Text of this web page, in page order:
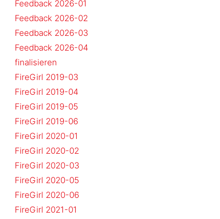
Feedback 2026-01
Feedback 2026-02
Feedback 2026-03
Feedback 2026-04
finalisieren
FireGirl 2019-03
FireGirl 2019-04
FireGirl 2019-05
FireGirl 2019-06
FireGirl 2020-01
FireGirl 2020-02
FireGirl 2020-03
FireGirl 2020-05
FireGirl 2020-06
FireGirl 2021-01